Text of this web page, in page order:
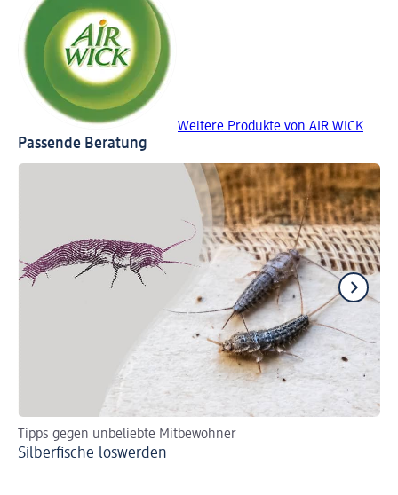
Weitere Produkte von AIR WICK
Passende Beratung
Tipps gegen unbeliebte Mitbewohner
Silberfische loswerden